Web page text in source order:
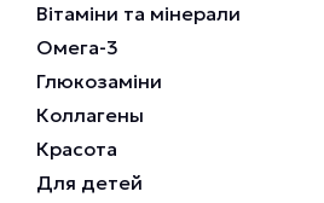
Вітаміни та мінерали
Омега-3
Глюкозаміни
Коллагены
Красота
Для детей